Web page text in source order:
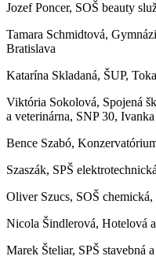
Jozef Poncer, SOŠ beauty
Tamara Schmidtová,
Bratislava
Katarína Skladaná, ŠUP,
Viktória Sokolová, Spojená
a veterinárna, SNP 30,
Bence Szabó,
Szaszák, SPŠ
Oliver Szucs, SOŠ
Nicola Šindlerová, Hotelová
Marek Šteliar, SPŠ stavebná